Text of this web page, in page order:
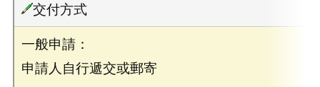
交付方式
一般申請：
申請人自行遞交或郵寄